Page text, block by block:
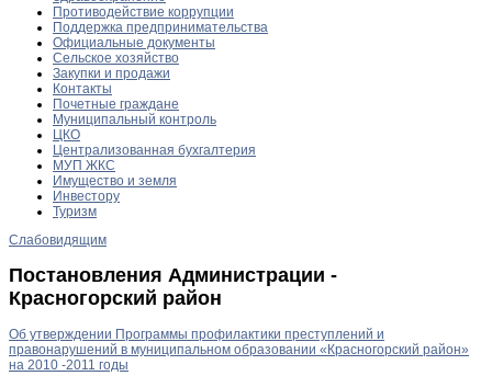
Противодействие коррупции
Поддержка предпринимательства
Официальные документы
Сельское хозяйство
Закупки и продажи
Контакты
Почетные граждане
Муниципальный контроль
ЦКО
Централизованная бухгалтерия
МУП ЖКС
Имущество и земля
Инвестору
Туризм
Слабовидящим
Постановления Администрации -
Красногорский район
Об утверждении Программы профилактики преступлений и
правонарушений в муниципальном образовании «Красногорский район»
на 2010 -2011 годы